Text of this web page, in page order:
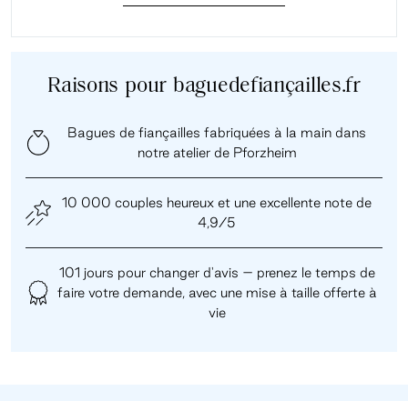
Raisons pour baguedefiançailles.fr
Bagues de fiançailles fabriquées à la main dans
notre atelier de Pforzheim
10 000 couples heureux et une excellente note de
4,9/5
101 jours pour changer d'avis – prenez le temps de
faire votre demande, avec une mise à taille offerte à
vie